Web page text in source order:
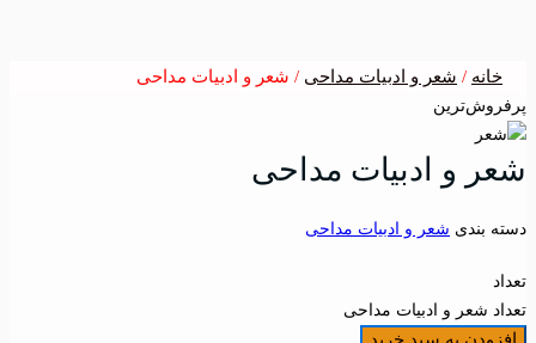
خانه / شعر و ادبیات مداحی / شعر و ادبیات مداحی
پرفروش‌ترین
شعر و ادبیات مداحی
دسته بندی شعر و ادبیات مداحی
تعداد
تعداد شعر و ادبیات مداحی